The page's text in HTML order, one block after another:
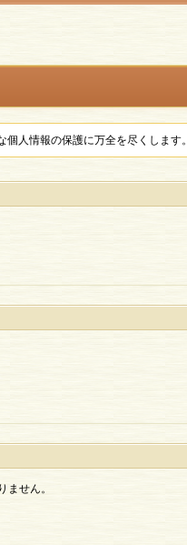
人情報の保護に万全を尽くします。
せん。